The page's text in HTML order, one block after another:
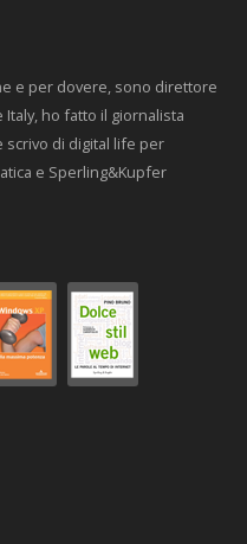
e per dovere, sono direttore
Italy, ho fatto il giornalista
scrivo di digital life per
e Sperling&Kupfer